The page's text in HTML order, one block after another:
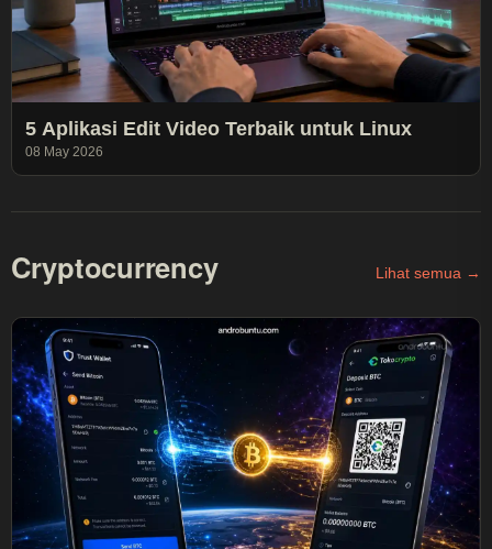
5 Aplikasi Edit Video Terbaik untuk Linux
08 May 2026
Cryptocurrency Lihat semua →